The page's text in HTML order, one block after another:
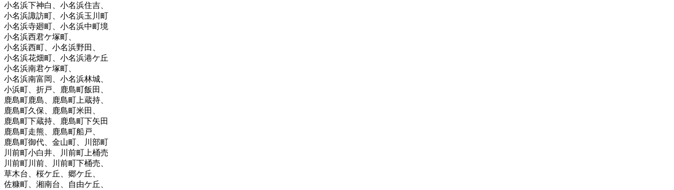
小名浜下神白、小名浜住吉、
小名浜諏訪町、小名浜玉川町
小名浜寺廻町、小名浜中町境
小名浜西君ケ塚町、
小名浜西町、小名浜野田、
小名浜花畑町、小名浜港ケ丘
小名浜南君ケ塚町、
小名浜南富岡、小名浜林城、
小浜町、折戸、鹿島町飯田、
鹿島町鹿島、鹿島町上蔵持、
鹿島町久保、鹿島町米田、
鹿島町下蔵持、鹿島町下矢田
鹿島町走熊、鹿島町船戸、
鹿島町御代、金山町、川部町
川前町小白井、川前町上桶売
川前町川前、川前町下桶売、
草木台、桜ケ丘、郷ケ丘、
佐糠町、湘南台、自由ケ丘、